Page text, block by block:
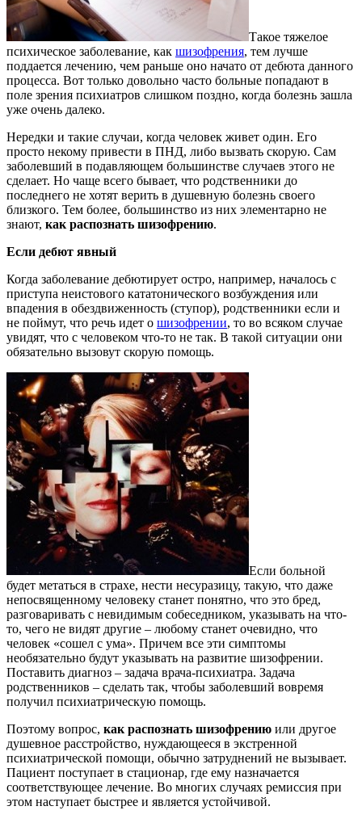
Такое тяжелое
психическое заболевание, как шизофрения, тем лучше
поддается лечению, чем раньше оно начато от дебюта данного
процесса. Вот только довольно часто больные попадают в
поле зрения психиатров слишком поздно, когда болезнь зашла
уже очень далеко.
Нередки и такие случаи, когда человек живет один. Его
просто некому привести в ПНД, либо вызвать скорую. Сам
заболевший в подавляющем большинстве случаев этого не
сделает. Но чаще всего бывает, что родственники до
последнего не хотят верить в душевную болезнь своего
близкого. Тем более, большинство из них элементарно не
знают, как распознать шизофрению.
Если дебют явный
Когда заболевание дебютирует остро, например, началось с
приступа неистового кататонического возбуждения или
впадения в обездвиженность (ступор), родственники если и
не поймут, что речь идет о шизофрении, то во всяком случае
увидят, что с человеком что-то не так. В такой ситуации они
обязательно вызовут скорую помощь.
Если больной
будет метаться в страхе, нести несуразицу, такую, что даже
непосвященному человеку станет понятно, что это бред,
разговаривать с невидимым собеседником, указывать на что-
то, чего не видят другие – любому станет очевидно, что
человек «сошел с ума». Причем все эти симптомы
необязательно будут указывать на развитие шизофрении.
Поставить диагноз – задача врача-психиатра. Задача
родственников – сделать так, чтобы заболевший вовремя
получил психиатрическую помощь.
Поэтому вопрос, как распознать шизофрению или другое
душевное расстройство, нуждающееся в экстренной
психиатрической помощи, обычно затруднений не вызывает.
Пациент поступает в стационар, где ему назначается
соответствующее лечение. Во многих случаях ремиссия при
этом наступает быстрее и является устойчивой.